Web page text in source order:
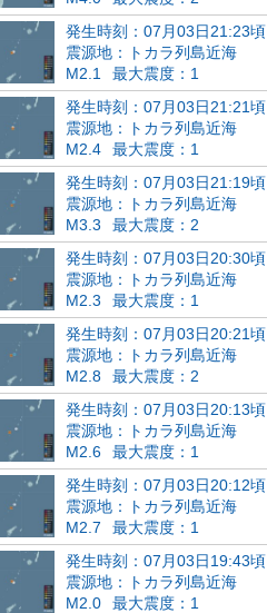
発生時刻：07月03日21:23頃
震源地：トカラ列島近海
M2.1
最大震度：1
発生時刻：07月03日21:21頃
震源地：トカラ列島近海
M2.4
最大震度：1
発生時刻：07月03日21:19頃
震源地：トカラ列島近海
M3.3
最大震度：2
発生時刻：07月03日20:30頃
震源地：トカラ列島近海
M2.3
最大震度：1
発生時刻：07月03日20:21頃
震源地：トカラ列島近海
M2.8
最大震度：2
発生時刻：07月03日20:13頃
震源地：トカラ列島近海
M2.6
最大震度：1
発生時刻：07月03日20:12頃
震源地：トカラ列島近海
M2.7
最大震度：1
発生時刻：07月03日19:43頃
震源地：トカラ列島近海
M2.0
最大震度：1